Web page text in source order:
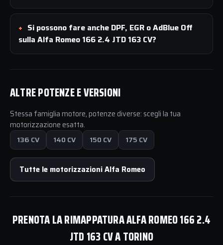
Si possono fare anche DPF, EGR o AdBlue Off
sulla Alfa Romeo 166 2.4 JTD 163 CV?
ALTRE POTENZE E VERSIONI
Stessa famiglia motore, potenze diverse: scegli la tua
motorizzazione esatta.
136 CV
140 CV 150 CV 175 CV
Tutte le motorizzazioni Alfa Romeo
PRENOTA LA RIMAPPATURA ALFA ROMEO 166 2.4
JTD 163 CV A TORINO